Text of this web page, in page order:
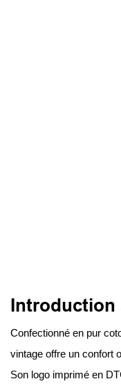
Introduction
Confectionné en pur
vintage offre un confort
Son logo imprimé en